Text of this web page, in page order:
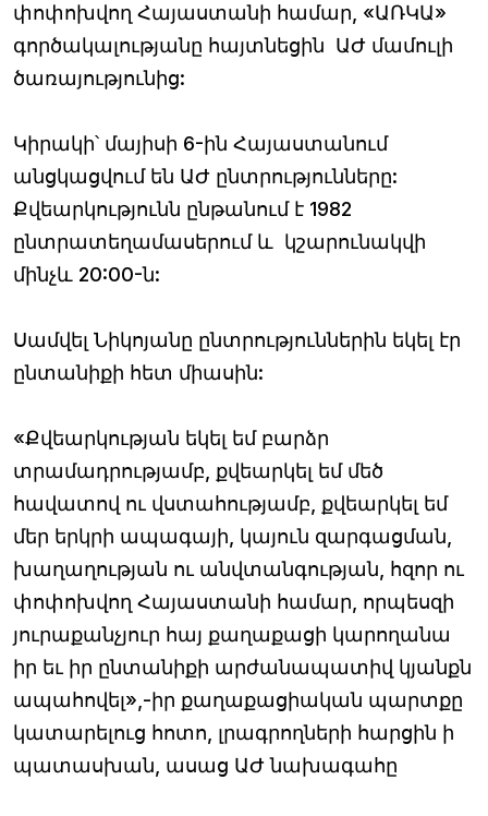
փոփոխվող Հայաստանի համար, «ԱՌԿԱ»
գործակալությանը հայտնեցին ԱԺ մամուլի
ծառայությունից:
Կիրակի՝ մայիսի 6-ին Հայաստանում
անցկացվում են ԱԺ ընտրությունները:
Քվեարկությունն ընթանում է 1982
ընտրատեղամասերում և կշարունակվի
մինչև 20:00-ն:
Սամվել Նիկոյանը ընտրություններին եկել էր
ընտանիքի հետ միասին:
«Քվեարկության եկել եմ բարձր
տրամադրությամբ, քվեարկել եմ մեծ
հավատով ու վստահությամբ, քվեարկել եմ
մեր երկրի ապագայի, կայուն զարգացման,
խաղաղության ու անվտանգության, հզոր ու
փոփոխվող Հայաստանի համար, որպեսզի
յուրաքանչյուր հայ քաղաքացի կարողանա
իր եւ իր ընտանիքի արժանապատիվ կյանքն
ապահովել»,-իր քաղաքացիական պարտքը
կատարելուց հոտո, լրագրողների հարցին ի
պատասխան, ասաց ԱԺ նախագահը